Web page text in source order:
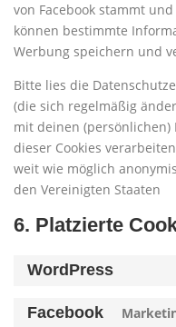
von Facebook stammt
können bestimmte
Werbung speichern und
Bitte lies die
(die sich regelmäßig
mit deinen
dieser Cookies
weit wie möglich
den Vereinigten Staaten
6. Platzierte
WordPress
Facebook